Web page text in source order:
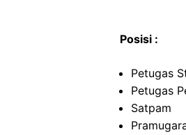
Posisi :
Petugas
Petugas
Satpam